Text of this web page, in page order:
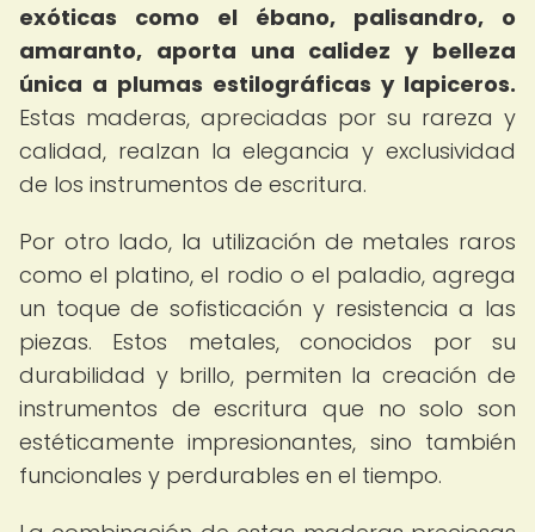
exóticas como el ébano, palisandro, o
amaranto, aporta una calidez y belleza
única a plumas estilográficas y lapiceros.
Estas maderas, apreciadas por su rareza y
calidad, realzan la elegancia y exclusividad
de los instrumentos de escritura.
Por otro lado, la utilización de metales raros
como el platino, el rodio o el paladio, agrega
un toque de sofisticación y resistencia a las
piezas. Estos metales, conocidos por su
durabilidad y brillo, permiten la creación de
instrumentos de escritura que no solo son
estéticamente impresionantes, sino también
funcionales y perdurables en el tiempo.